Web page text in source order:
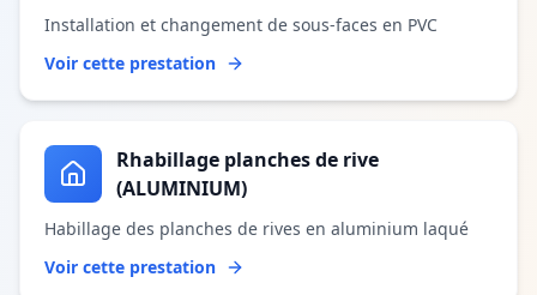
Installation et changement de sous-faces en PVC
Voir cette prestation
Rhabillage planches de rive
(ALUMINIUM)
Habillage des planches de rives en aluminium laqué
Voir cette prestation